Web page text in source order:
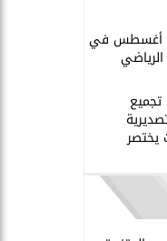
أغسطس في
يختصر